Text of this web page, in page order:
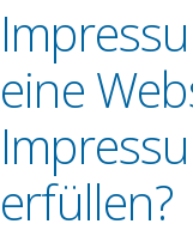
eine
erfüllen?